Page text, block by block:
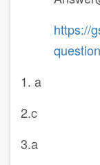
https://
1. a
2.c
3.a